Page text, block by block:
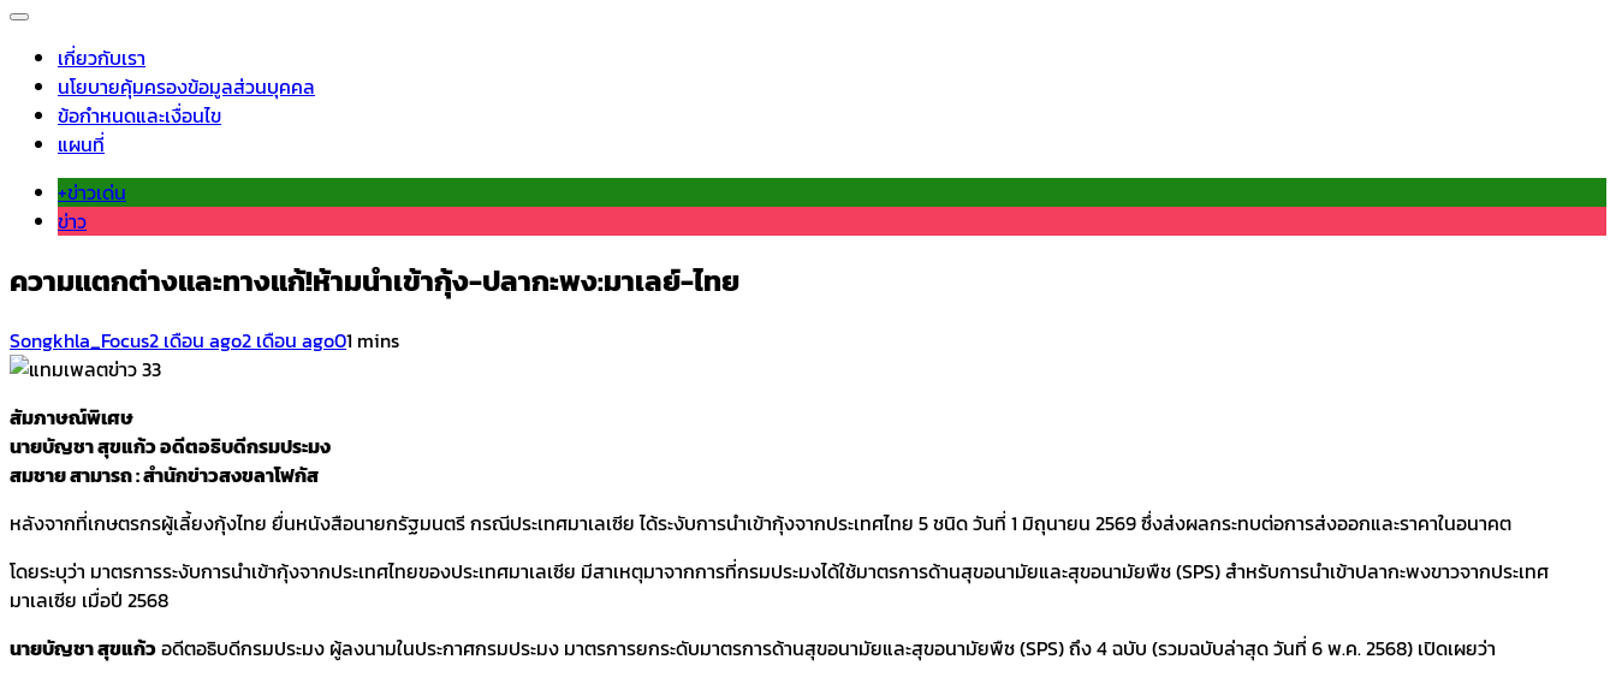
เกี่ยวกับเรา
นโยบายคุ้มครองข้อมูลส่วนบุคคล
ข้อกำหนดและเงื่อนไข
แผนที่
+ข่าวเด่น
ข่าว
ความแตกต่างและทางแก้!ห้ามนำเข้ากุ้ง-ปลากะพง:มาเลย์-ไทย
Songkhla_Focus2 เดือน ago2 เดือน ago01 mins
สัมภาษณ์พิเศษ
นายบัญชา สุขแก้ว อดีตอธิบดีกรมประมง
สมชาย สามารถ : สำนักข่าวสงขลาโฟกัส
หลังจากที่เกษตรกรผู้เลี้ยงกุ้งไทย ยื่นหนังสือนายกรัฐมนตรี กรณีประเทศมาเลเซีย ได้ระงับการนำเข้ากุ้งจากประเทศไทย 5 ชนิด วันที่ 1 มิถุนายน 2569 ซึ่งส่งผลกระทบต่อการส่งออกและราคาในอนาคต
โดยระบุว่า มาตรการระงับการนำเข้ากุ้งจากประเทศไทยของประเทศมาเลเซีย มีสาเหตุมาจากการที่กรมประมงได้ใช้มาตรการด้านสุขอนามัยและสุขอนามัยพืช (SPS) สำหรับการนำเข้าปลากะพงขาวจากประเทศ
มาเลเซีย เมื่อปี 2568
นายบัญชา สุขแก้วอดีตอธิบดีกรมประมง ผู้ลงนามในประกาศกรมประมง มาตรการยกระดับมาตรการด้านสุขอนามัยและสุขอนามัยพืช (SPS) ถึง 4 ฉบับ (รวมฉบับล่าสุด วันที่ 6 พ.ค. 2568) เปิดเผยว่า